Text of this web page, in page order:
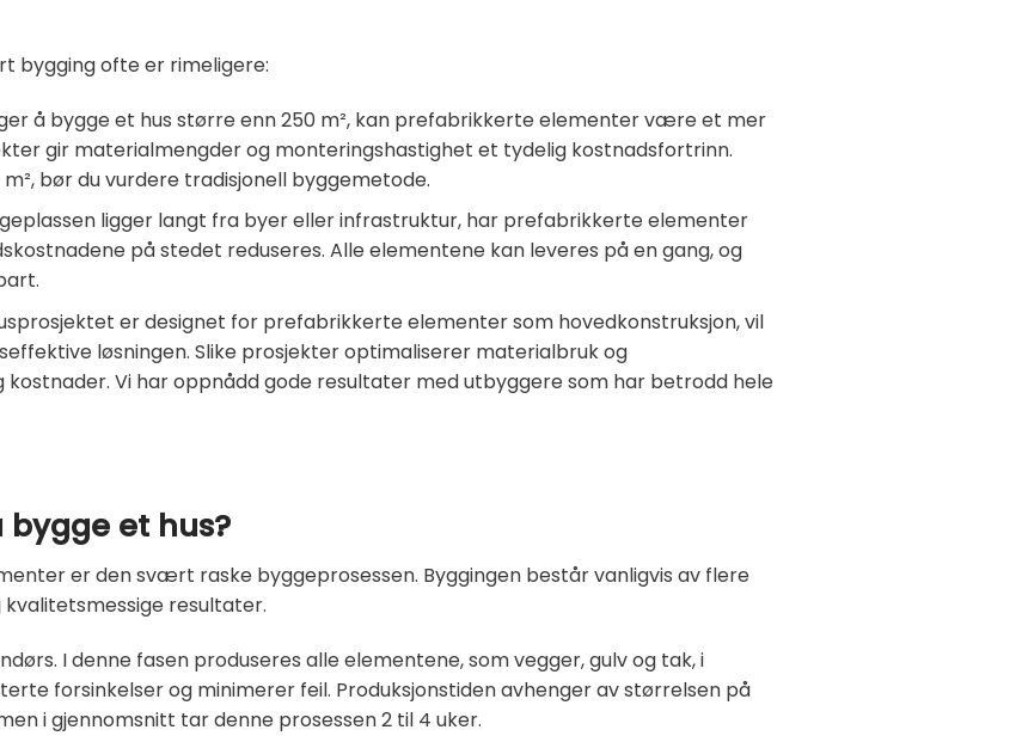
bygging ofte er rimeligere:
å bygge et hus større enn 250 m², kan prefabrikkerte elementer være et mer
gir materialmengder og monteringshastighet et tydelig kostnadsfortrinn.
bør du vurdere tradisjonell byggemetode.
ligger langt fra byer eller infrastruktur, har prefabrikkerte elementer
på stedet reduseres. Alle elementene kan leveres på en gang, og
er designet for prefabrikkerte elementer som hovedkonstruksjon, vil
løsningen. Slike prosjekter optimaliserer materialbruk og
kostnader. Vi har oppnådd gode resultater med utbyggere som har betrodd hele
et hus?
er den svært raske byggeprosessen. Byggingen består vanligvis av flere
resultater.
I denne fasen produseres alle elementene, som vegger, gulv og tak, i
forsinkelser og minimerer feil. Produksjonstiden avhenger av størrelsen på
i gjennomsnitt tar denne prosessen 2 til 4 uker.